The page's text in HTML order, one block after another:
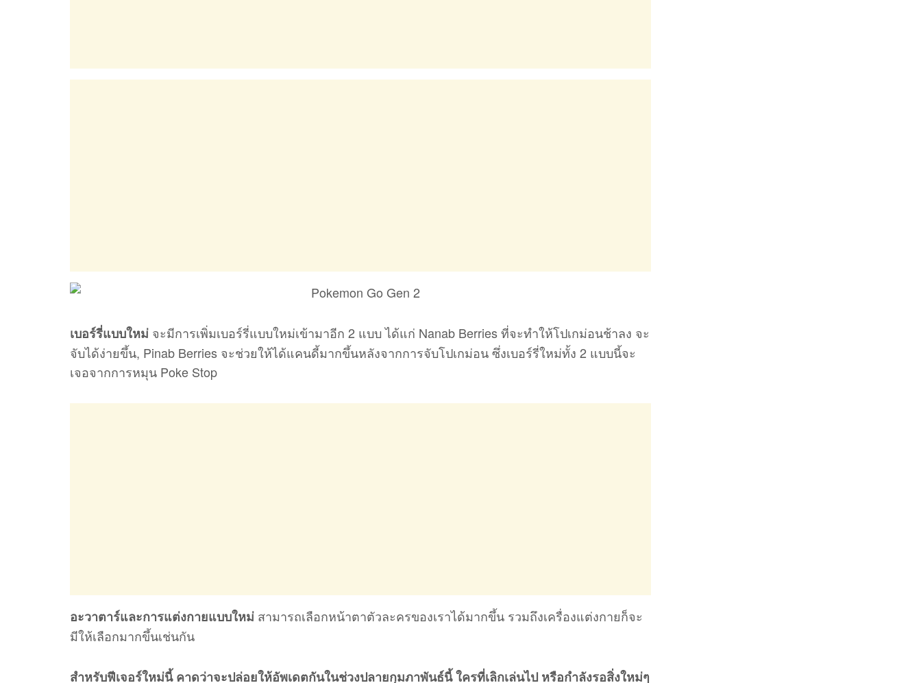
เบอร์รี่แบบใหม่ จะมีการเพิ่มเบอร์รี่แบบใหม่เข้ามาอีก 2 แบบ ได้แก่ Nanab Berries ที่จะทำให้โปเกม่อนช้าลง จะ
จับได้ง่ายขึ้น, Pinab Berries จะช่วยให้ได้แคนดี้มากขึ้นหลังจากการจับโปเกม่อน ซึ่งเบอร์รี่ใหม่ทั้ง 2 แบบนี้จะ
เจอจากการหมุน Poke Stop
อะวาตาร์และการแต่งกายแบบใหม่ สามารถเลือกหน้าตาตัวละครของเราได้มากขึ้น รวมถึงเครื่องแต่งกายก็จะ
มีให้เลือกมากขึ้นเช่นกัน
สำหรับฟีเจอร์ใหม่นี้ คาดว่าจะปล่อยให้อัพเดตกันในช่วงปลายกุมภาพันธ์นี้ ใครที่เลิกเล่นไป หรือกำลังรอสิ่งใหม่ๆ